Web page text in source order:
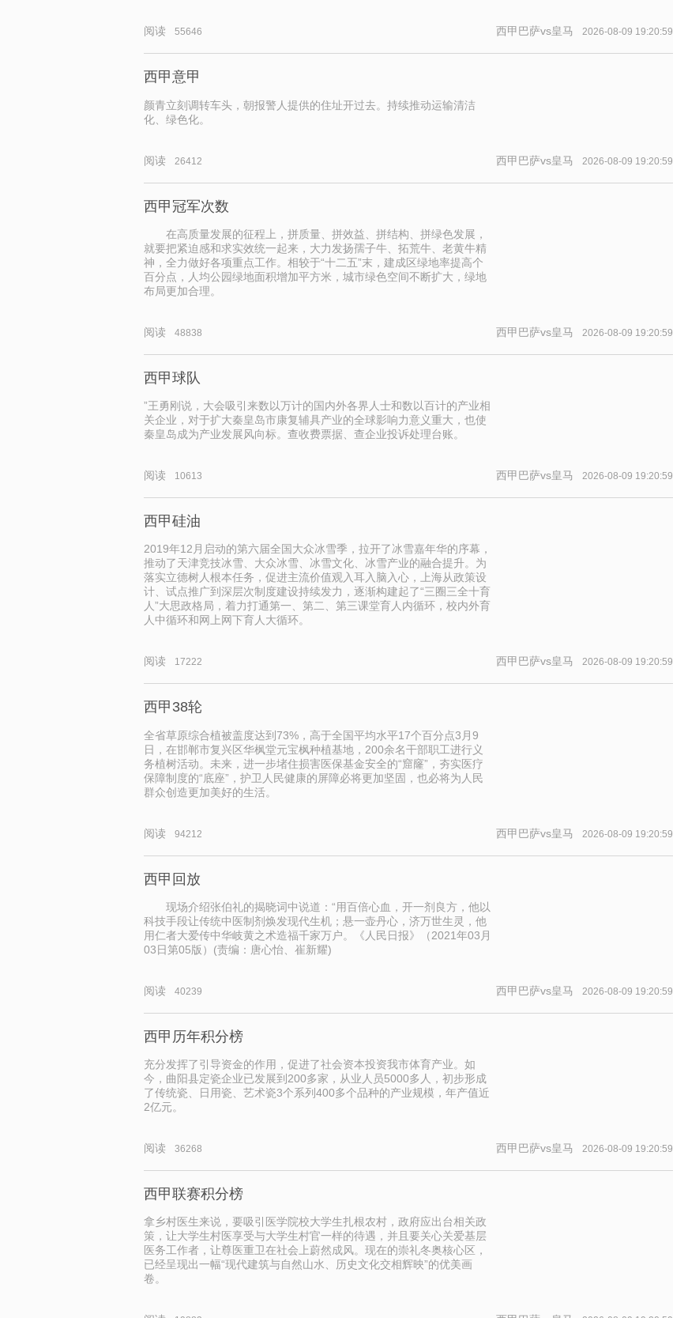
阅读 55646 西甲巴萨vs皇马 2026-08-09 19:20:59
西甲意甲
颜青立刻调转车头，朝报警人提供的住址开过去。持续推动运输清洁
化、绿色化。
阅读 26412 西甲巴萨vs皇马 2026-08-09 19:20:59
西甲冠军次数
在高质量发展的征程上，拼质量、拼效益、拼结构、拼绿色发展，
就要把紧迫感和求实效统一起来，大力发扬孺子牛、拓荒牛、老黄牛精
神，全力做好各项重点工作。相较于“十二五”末，建成区绿地率提高个
百分点，人均公园绿地面积增加平方米，城市绿色空间不断扩大，绿地
布局更加合理。
阅读 48838 西甲巴萨vs皇马 2026-08-09 19:20:59
西甲球队
”王勇刚说，大会吸引来数以万计的国内外各界人士和数以百计的产业相
关企业，对于扩大秦皇岛市康复辅具产业的全球影响力意义重大，也使
秦皇岛成为产业发展风向标。查收费票据、查企业投诉处理台账。
阅读 10613 西甲巴萨vs皇马 2026-08-09 19:20:59
西甲硅油
2019年12月启动的第六届全国大众冰雪季，拉开了冰雪嘉年华的序幕，
推动了天津竞技冰雪、大众冰雪、冰雪文化、冰雪产业的融合提升。为
落实立德树人根本任务，促进主流价值观入耳入脑入心，上海从政策设
计、试点推广到深层次制度建设持续发力，逐渐构建起了“三圈三全十育
人”大思政格局，着力打通第一、第二、第三课堂育人内循环，校内外育
人中循环和网上网下育人大循环。
阅读 17222 西甲巴萨vs皇马 2026-08-09 19:20:59
西甲38轮
全省草原综合植被盖度达到73%，高于全国平均水平17个百分点3月9
日，在邯郸市复兴区华枫堂元宝枫种植基地，200余名干部职工进行义
务植树活动。未来，进一步堵住损害医保基金安全的“窟窿”，夯实医疗
保障制度的“底座”，护卫人民健康的屏障必将更加坚固，也必将为人民
群众创造更加美好的生活。
阅读 94212 西甲巴萨vs皇马 2026-08-09 19:20:59
西甲回放
现场介绍张伯礼的揭晓词中说道：“用百倍心血，开一剂良方，他以
科技手段让传统中医制剂焕发现代生机；悬一壶丹心，济万世生灵，他
用仁者大爱传中华岐黄之术造福千家万户。《人民日报》（2021年03月
03日第05版）(责编：唐心怡、崔新耀)
阅读 40239 西甲巴萨vs皇马 2026-08-09 19:20:59
西甲历年积分榜
充分发挥了引导资金的作用，促进了社会资本投资我市体育产业。如
今，曲阳县定瓷企业已发展到200多家，从业人员5000多人，初步形成
了传统瓷、日用瓷、艺术瓷3个系列400多个品种的产业规模，年产值近
2亿元。
阅读 36268 西甲巴萨vs皇马 2026-08-09 19:20:59
西甲联赛积分榜
拿乡村医生来说，要吸引医学院校大学生扎根农村，政府应出台相关政
策，让大学生村医享受与大学生村官一样的待遇，并且要关心关爱基层
医务工作者，让尊医重卫在社会上蔚然成风。现在的崇礼冬奥核心区，
已经呈现出一幅“现代建筑与自然山水、历史文化交相辉映”的优美画
卷。